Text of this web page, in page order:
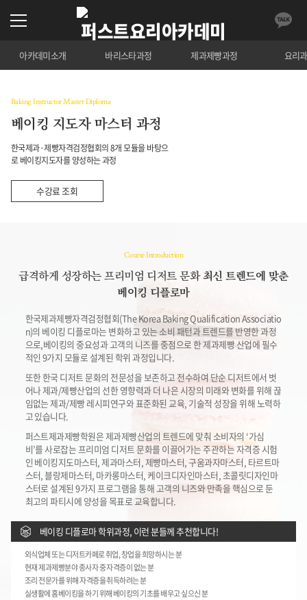
아카데미소개 바리스타과정 제과제빵과정 요리
Baking Instructor Master Diploma
베이킹 지도자 마스터 과정
한국제과·제빵자격검정협회의 8개 모듈을 바탕으
로 베이킹지도자를 양성하는 과정
수강료 조회
Course Introduction
급격하게 성장하는 프리미엄 디저트 문화 최신 트렌드에 맞춘
베이킹 디플로마
한국제과제빵자격검정협회(The Korea Baking Qualification Associatio
n)의 베이킹 디플로마는 변화하고 있는 소비 패턴과 트렌드를 반영한 과정
으로,베이킹의 중요성과 고객의 니즈를 중점으로 한 제과제빵 산업에 필수
적인 9가지 모듈로 설계된 학위 과정입니다.
또한 한국 디저트 문화의 전문성을 보존하고 전수하여 단순 디저트에서 벗
어나 제과/제빵산업의 선한 영향력과 더 나은 시장의 미래와 변화를 위해 끊
임없는 제과/제빵 레시피연구와 표준화된 교육, 기술적 성장을 위해 노력하
고 있습니다.
퍼스트제과제빵학원은 제과제빵산업의 트렌드에 맞춰 소비자의 ‘가심
비’를 사로잡는 프리미엄 디저트 문화를 이끌어가는 주관하는 자격증 시험
인 베이킹지도마스터, 제과마스터, 제빵마스터, 구움과자마스터, 타르트마
스터, 블랑제마스터, 마카롱마스터, 케이크디자인마스터, 초콜릿디자인마
스터로 설계된 9가지 프로그램을 통해 고객의 니즈와 만족을 핵심으로 둔
최고의 파티시에 양성을 목표로 교육합니다.
베이킹 디플로마 학위과정, 이런 분들께 추천합니다!
외식업체 또는 디저트카페로 취업, 창업을 희망하시는 분
현재 제과제빵분야 종사자 중 자격증이 없는 분
조리 전문가를 위해 자격증을 취득하려는 분
실생활에 홈베이킹을 하기 위해 베이킹의 기초를 배우고 싶으신 분